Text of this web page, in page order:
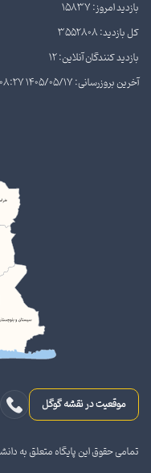
بازدید امروز: 15837
کل بازدید: 3552808
بازدید کنندگان آنلاین: 12
آخرین بروزرسانی: 1405/05/17 08:27
موقعیت در نقشه گوگل
تمامی حقوق این پایگاه متعلق به